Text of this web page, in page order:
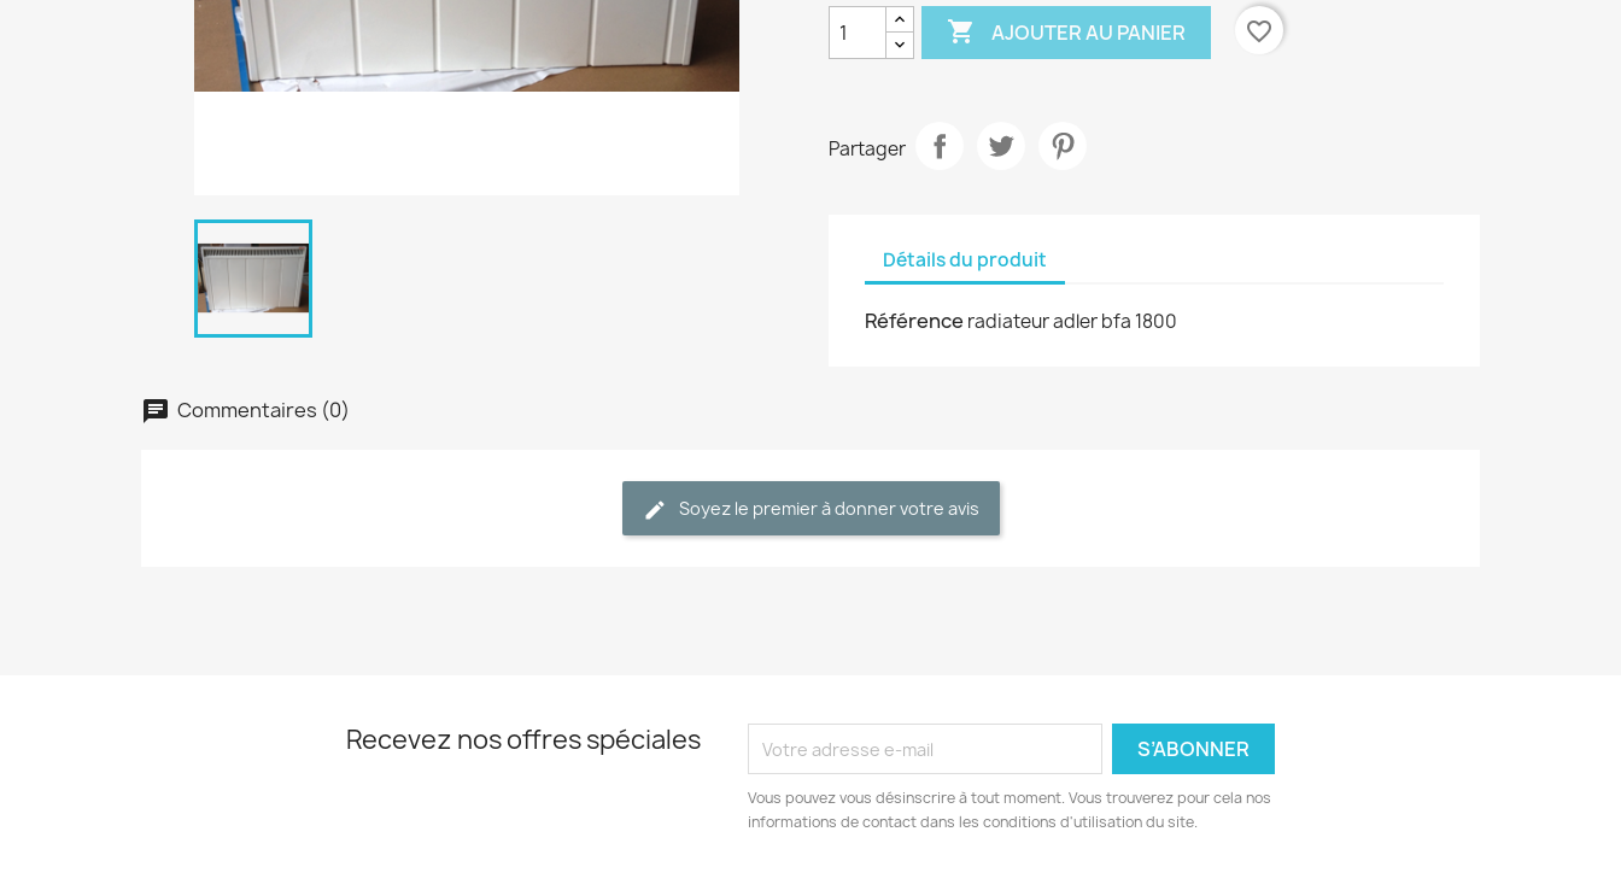
 AJOUTER AU PANIER favorite_border
Partager
Détails du produit
Référence radiateur adler bfa 1800
Commentaires (0)
Soyez le premier à donner votre avis
Recevez nos offres spéciales
Vous pouvez vous désinscrire à tout moment. Vous trouverez pour cela nos
informations de contact dans les conditions d'utilisation du site.
Créer une liste d'envies